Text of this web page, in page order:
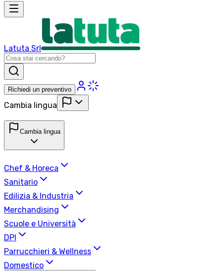
Latuta Srl
Richiedi un preventivo
Cambia lingua
Cambia lingua
Chef & Horeca
Sanitario
Edilizia & Industria
Merchandising
Scuole e Università
DPI
Parrucchieri & Wellness
Domestico